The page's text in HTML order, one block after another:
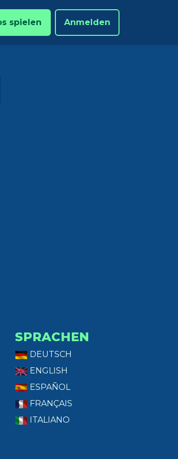
spielen Anmelden
SPRACHEN
DEUTSCH
ENGLISH
ESPAÑOL
FRANÇAIS
ITALIANO